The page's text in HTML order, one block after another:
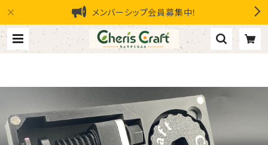
メンバーシップ会員募集中！